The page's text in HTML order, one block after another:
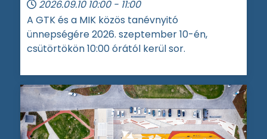
2026.09.10 10:00 - 11:00
A GTK és a MIK közös tanévnyitó
ünnepségére 2026. szeptember 10-én,
csütörtökön 10:00 órától kerül sor.